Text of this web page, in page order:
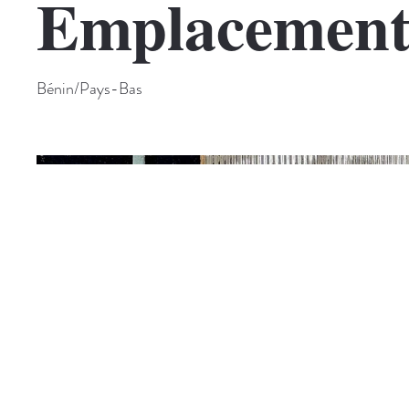
Bénin/Pays-Bas